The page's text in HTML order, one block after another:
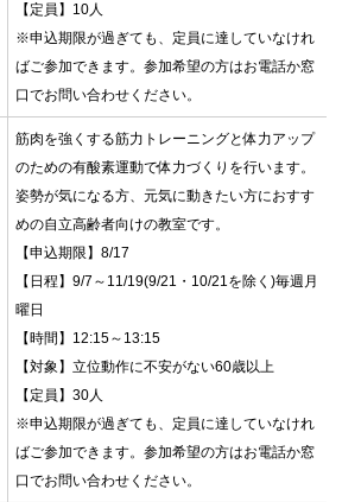
【定員】10人
※申込期限が過ぎても、定員に達していなけれ
ばご参加できます。参加希望の方はお電話か窓
口でお問い合わせください。
筋肉を強くする筋力トレーニングと体力アップ
のための有酸素運動で体力づくりを行います。
姿勢が気になる方、元気に動きたい方におすす
めの自立高齢者向けの教室です。
【申込期限】8/17
【日程】9/7～11/19(9/21・10/21を除く)毎週月
曜日
【時間】12:15～13:15
【対象】立位動作に不安がない60歳以上
【定員】30人
※申込期限が過ぎても、定員に達していなけれ
ばご参加できます。参加希望の方はお電話か窓
口でお問い合わせください。